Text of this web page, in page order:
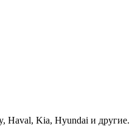
Haval, Kia, Hyundai и другие.